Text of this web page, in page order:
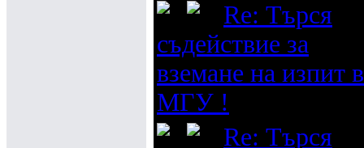
Re: Търся
съдействие за
вземане на изпит в
МГУ !
Re: Търся